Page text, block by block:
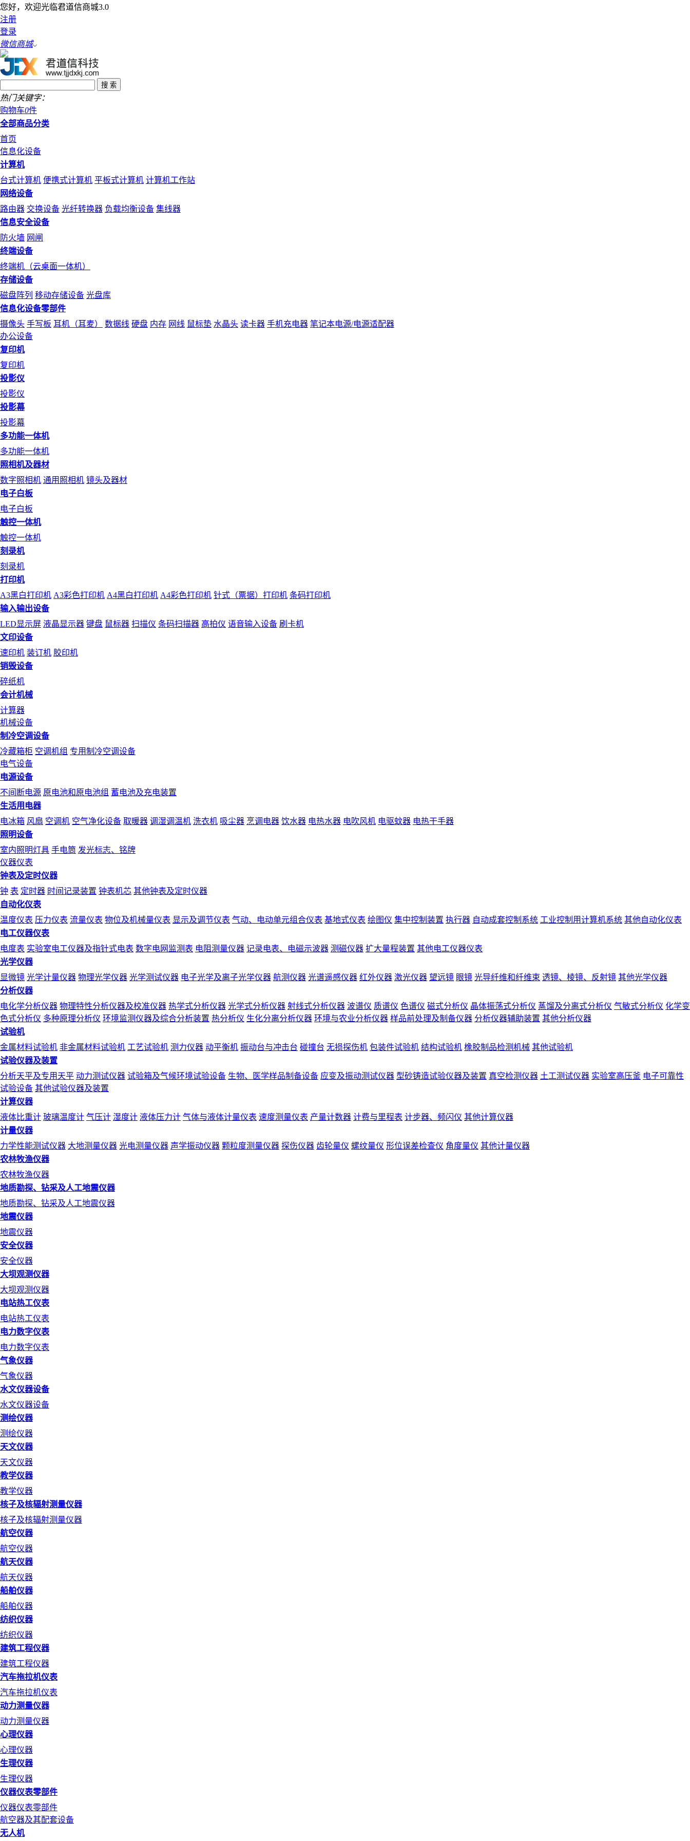
您好，欢迎光临君道信商城3.0
注册
登录
微信商城
热门关键字：
购物车0件
全部商品分类
首页
信息化设备
计算机
台式计算机 便携式计算机 平板式计算机 计算机工作站
网络设备
路由器 交换设备 光纤转换器 负载均衡设备 集线器
信息安全设备
防火墙 网闸
终端设备
终端机（云桌面一体机）
存储设备
磁盘阵列 移动存储设备 光盘库
信息化设备零部件
摄像头 手写板 耳机（耳麦） 数据线 硬盘 内存 网线 鼠标垫 水晶头 读卡器 手机充电器 笔记本电源/电源适配器
办公设备
复印机
复印机
投影仪
投影仪
投影幕
投影幕
多功能一体机
多功能一体机
照相机及器材
数字照相机 通用照相机 镜头及器材
电子白板
电子白板
触控一体机
触控一体机
刻录机
刻录机
打印机
A3黑白打印机 A3彩色打印机 A4黑白打印机 A4彩色打印机 针式（票据）打印机 条码打印机
输入输出设备
LED显示屏 液晶显示器 键盘 鼠标器 扫描仪 条码扫描器 高拍仪 语音输入设备 刷卡机
文印设备
速印机 装订机 胶印机
销毁设备
碎纸机
会计机械
计算器
机械设备
制冷空调设备
冷藏箱柜 空调机组 专用制冷空调设备
电气设备
电源设备
不间断电源 原电池和原电池组 蓄电池及充电装置
生活用电器
电冰箱 风扇 空调机 空气净化设备 取暖器 调湿调温机 洗衣机 吸尘器 烹调电器 饮水器 电热水器 电吹风机 电驱蚊器 电热干手器
照明设备
室内照明灯具 手电筒 发光标志、铭牌
仪器仪表
钟表及定时仪器
钟 表 定时器 时间记录装置 钟表机芯 其他钟表及定时仪器
自动化仪表
温度仪表 压力仪表 流量仪表 物位及机械量仪表 显示及调节仪表 气动、电动单元组合仪表 基地式仪表 绘图仪 集中控制装置 执行器 自动成套控制系统 工业控制用计算机系统 其他自动化仪表
电工仪器仪表
电度表 实验室电工仪器及指针式电表 数字电网监测表 电阻测量仪器 记录电表、电磁示波器 测磁仪器 扩大量程装置 其他电工仪器仪表
光学仪器
显微镜 光学计量仪器 物理光学仪器 光学测试仪器 电子光学及离子光学仪器 航测仪器 光谱遥感仪器 红外仪器 激光仪器 望远镜 眼镜 光导纤维和纤维束 透镜、棱镜、反射镜 其他光学仪器
分析仪器
电化学分析仪器 物理特性分析仪器及校准仪器 热学式分析仪器 光学式分析仪器 射线式分析仪器 波谱仪 质谱仪 色谱仪 磁式分析仪 晶体振荡式分析仪 蒸馏及分离式分析仪 气敏式分析仪 化学变
色式分析仪 多种原理分析仪 环境监测仪器及综合分析装置 热分析仪 生化分离分析仪器 环境与农业分析仪器 样品前处理及制备仪器 分析仪器辅助装置 其他分析仪器
试验机
金属材料试验机 非金属材料试验机 工艺试验机 测力仪器 动平衡机 振动台与冲击台 碰撞台 无损探伤机 包装件试验机 结构试验机 橡胶制品检测机械 其他试验机
试验仪器及装置
分析天平及专用天平 动力测试仪器 试验箱及气候环境试验设备 生物、医学样品制备设备 应变及振动测试仪器 型砂铸造试验仪器及装置 真空检测仪器 土工测试仪器 实验室高压釜 电子可靠性
试验设备 其他试验仪器及装置
计算仪器
液体比重计 玻璃温度计 气压计 湿度计 液体压力计 气体与液体计量仪表 速度测量仪表 产量计数器 计费与里程表 计步器、频闪仪 其他计算仪器
计量仪器
力学性能测试仪器 大地测量仪器 光电测量仪器 声学振动仪器 颗粒度测量仪器 探伤仪器 齿轮量仪 螺纹量仪 形位误差检查仪 角度量仪 其他计量仪器
农林牧渔仪器
农林牧渔仪器
地质勘探、钻采及人工地震仪器
地质勘探、钻采及人工地震仪器
地震仪器
地震仪器
安全仪器
安全仪器
大坝观测仪器
大坝观测仪器
电站热工仪表
电站热工仪表
电力数字仪表
电力数字仪表
气象仪器
气象仪器
水文仪器设备
水文仪器设备
测绘仪器
测绘仪器
天文仪器
天文仪器
教学仪器
教学仪器
核子及核辐射测量仪器
核子及核辐射测量仪器
航空仪器
航空仪器
航天仪器
航天仪器
船舶仪器
船舶仪器
纺织仪器
纺织仪器
建筑工程仪器
建筑工程仪器
汽车拖拉机仪表
汽车拖拉机仪表
动力测量仪器
动力测量仪器
心理仪器
心理仪器
生理仪器
生理仪器
仪器仪表零部件
仪器仪表零部件
航空器及其配套设备
无人机